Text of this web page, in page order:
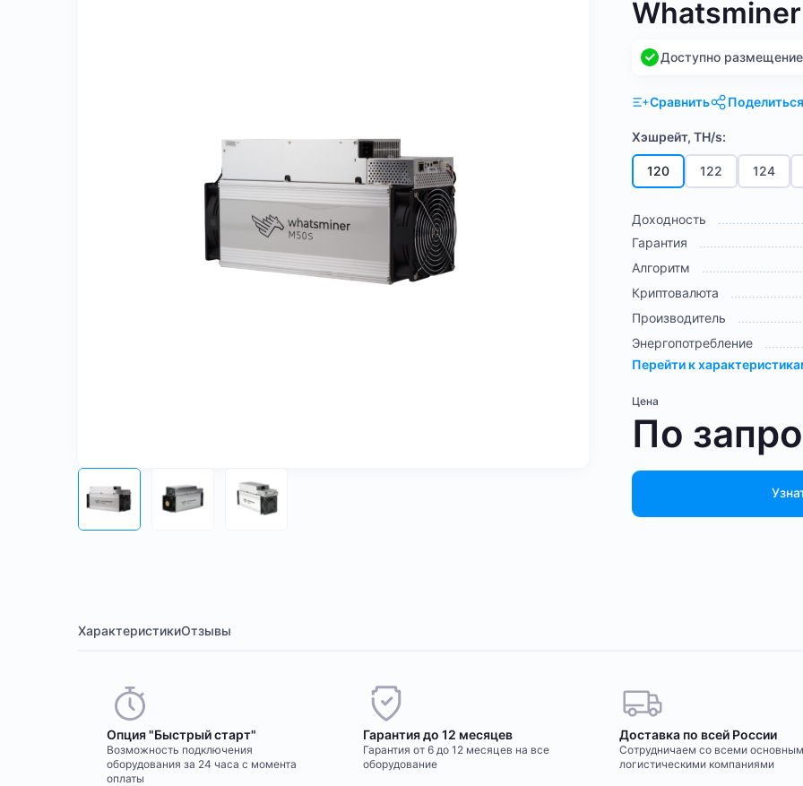
Доступно размещение
Сравнить Поделиться
Хэшрейт, TH/s:
120 122 124
Доходность
Гарантия
Алгоритм
Криптовалюта
Производитель
Энергопотребление
Перейти к
Цена
По
ХарактеристикиОтзывы
Опция "Быстрый старт"
Возможность подключения
оборудования за 24 часа с момента
оплаты
Гарантия до 12 месяцев
Гарантия от 6 до 12 месяцев на все
оборудование
Доставка по всей России
Сотрудничаем со всеми
логистическими компаниями